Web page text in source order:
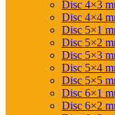
Disc 4×3
Disc 4×4
Disc 5×1
Disc 5×2
Disc 5×3
Disc 5×4
Disc 5×5
Disc 6×1
Disc 6×2